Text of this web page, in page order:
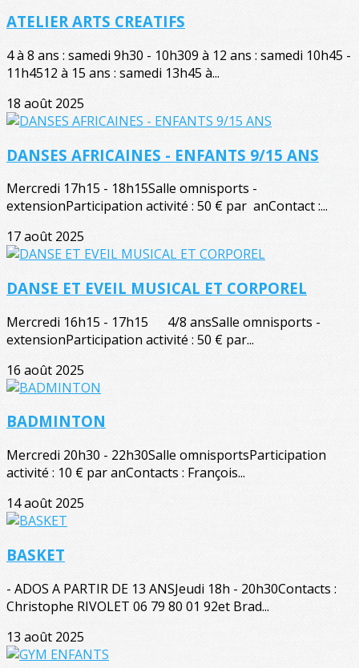
ATELIER ARTS CREATIFS
4 à 8 ans : samedi 9h30 - 10h309 à 12 ans : samedi 10h45 -
11h4512 à 15 ans : samedi 13h45 à...
18 août 2025
DANSES AFRICAINES - ENFANTS 9/15 ANS
Mercredi 17h15 - 18h15Salle omnisports -
extensionParticipation activité : 50 € par anContact :...
17 août 2025
DANSE ET EVEIL MUSICAL ET CORPOREL
Mercredi 16h15 - 17h15 4/8 ansSalle omnisports -
extensionParticipation activité : 50 € par...
16 août 2025
BADMINTON
Mercredi 20h30 - 22h30Salle omnisportsParticipation
activité : 10 € par anContacts : François...
14 août 2025
BASKET
- ADOS A PARTIR DE 13 ANSJeudi 18h - 20h30Contacts :
Christophe RIVOLET 06 79 80 01 92et Brad...
13 août 2025